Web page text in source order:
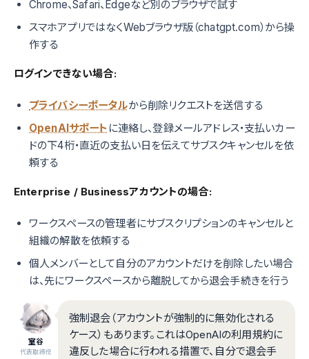
Chrome、Safari、Edgeなど別のブラウザで試す
スマホアプリではなくWebブラウザ版（chatgpt.com）から操
作する
ログインできない場合:
プライバシーポータルから削除リクエストを送信する
OpenAIサポート に連絡し、登録メールアドレス・支払いカー
ドの下4桁・直近の支払い日を伝えてサブスクキャンセルを依
頼する
Enterprise / Businessアカウントの場合:
ワークスペースの管理者にサブスクリプションのキャンセルと
組織の解散を依頼する
個人メンバーとして自分のアカウントだけを削除したい場合
は、先にワークスペースから離脱してから退会手続きを行う
室谷
代表取締役
強制退会（アカウントが強制的に無効化される
ケース）もあります。これはOpenAIの利用規約に
違反した場合に行われる措置で、自分で退会手